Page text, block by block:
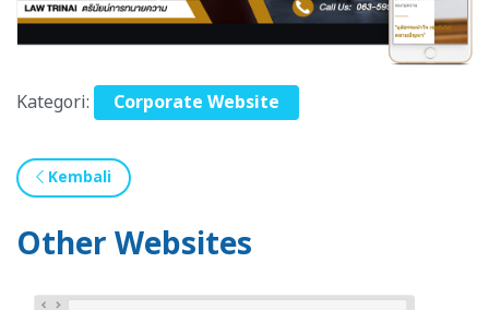
Kategori: Corporate Website
Kembali
Other Websites